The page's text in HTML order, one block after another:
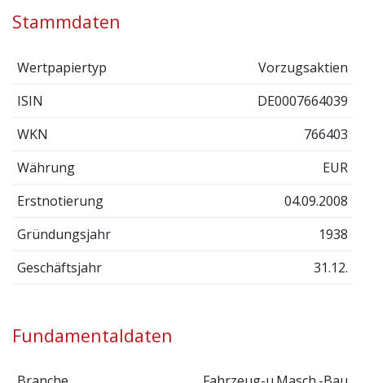
Stammdaten
Wertpapiertyp
Vorzugsaktien
ISIN
DE0007664039
WKN
766403
Währung
EUR
Erstnotierung
04.09.2008
Gründungsjahr
1938
Geschäftsjahr
31.12.
Fundamentaldaten